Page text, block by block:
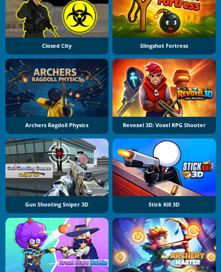
Closed City Slingshot Fortress
Archers Ragdoll Physics Revoxel 3D: Voxel RPG Shooter
Gun Shooting Sniper 3D Stick Kill 3D